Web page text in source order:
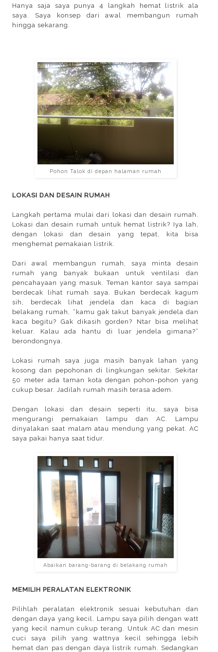
Hanya saja saya punya 4 langkah hemat listrik ala
saya. Saya konsep dari awal membangun rumah
hingga sekarang.
Pohon Talok di depan halaman rumah
LOKASI DAN DESAIN RUMAH
Langkah pertama mulai dari lokasi dan desain rumah.
Lokasi dan desain rumah untuk hemat listrik? Iya lah,
dengan lokasi dan desain yang tepat, kita bisa
menghemat pemakaian listrik.
Dari awal membangun rumah, saya minta desain
rumah yang banyak bukaan untuk ventilasi dan
pencahayaan yang masuk. Teman kantor saya sampai
berdecak lihat rumah saya. Bukan berdecak kagum
sih, berdecak lihat jendela dan kaca di bagian
belakang rumah, “kamu gak takut banyak jendela dan
kaca begitu? Gak dikasih gorden? Ntar bisa melihat
keluar. Kalau ada hantu di luar jendela gimana?”
berondongnya.
Lokasi rumah saya juga masih banyak lahan yang
kosong dan pepohonan di lingkungan sekitar. Sekitar
50 meter ada taman kota dengan pohon-pohon yang
cukup besar. Jadilah rumah masih terasa adem.
Dengan lokasi dan desain seperti itu, saya bisa
mengurangi pemakaian lampu dan AC. Lampu
dinyalakan saat malam atau mendung yang pekat. AC
saya pakai hanya saat tidur.
Abaikan barang-barang di belakang rumah
MEMILIH PERALATAN ELEKTRONIK
Pilihlah peralatan elektronik sesuai kebutuhan dan
dengan daya yang kecil. Lampu saya pilih dengan watt
yang kecil namun cukup terang. Untuk AC dan mesin
cuci saya pilih yang wattnya kecil sehingga lebih
hemat dan pas dengan daya listrik rumah. Sedangkan